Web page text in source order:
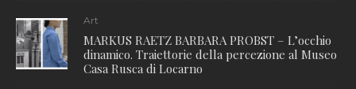
Art
MARKUS RAETZ BARBARA PROBST – L’occhio
dinamico. Traiettorie della percezione al Museo
Casa Rusca di Locarno